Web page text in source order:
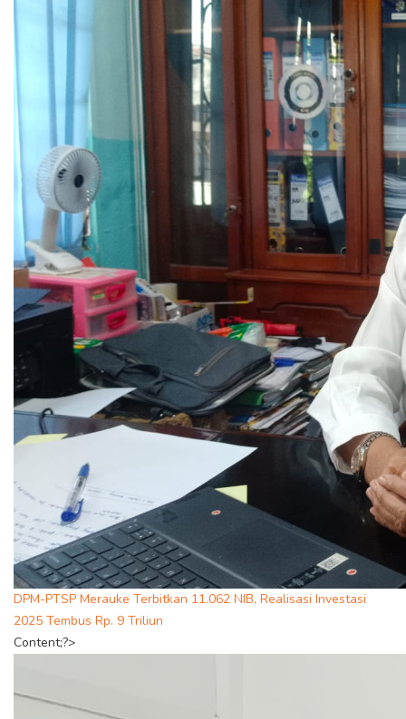
DPM-PTSP Merauke Terbitkan 11.062 NIB, Realisasi Investasi
2025 Tembus Rp. 9 Triliun
Content;?>